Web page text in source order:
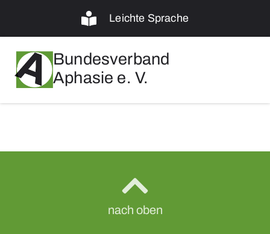
Leichte Sprache
Bundesverband
Aphasie e. V.
nach oben